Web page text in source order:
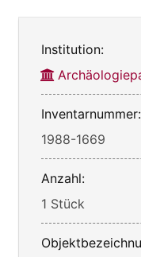
Institution:
Inventarnummer:
1988-1669
Anzahl:
1 Stück